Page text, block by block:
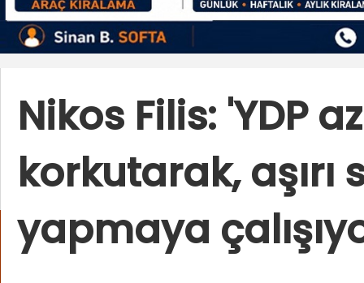
Nikos Filis: 'YDP
korkutarak,
yapmaya